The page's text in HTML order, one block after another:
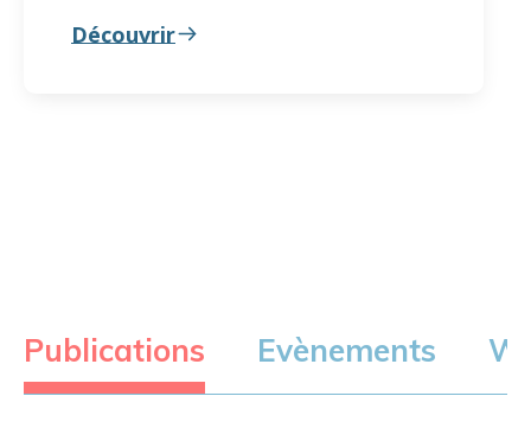
Découvrir
Publications Evènements